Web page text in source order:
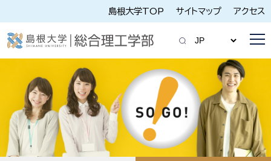
島根大学TOP サイトマップ アクセス